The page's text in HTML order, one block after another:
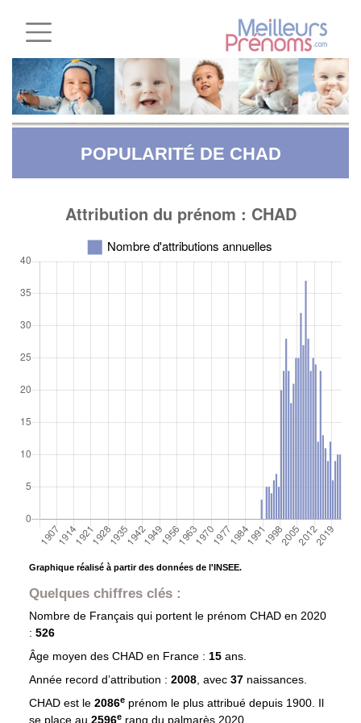
POPULARITÉ DE CHAD
Graphique réalisé à partir des données de l'INSEE.
Quelques chiffres clés :
Nombre de Français qui portent le prénom CHAD en 2020
: 526
Âge moyen des CHADen France : 15 ans.
Année record d’attribution : 2008, avec 37 naissances.
CHAD est le 2086eprénom le plus attribué depuis 1900. Il
se place au 2596e rang du palmarès 2020.